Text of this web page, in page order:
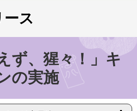
ス
ず、猩々！」キ
の実施